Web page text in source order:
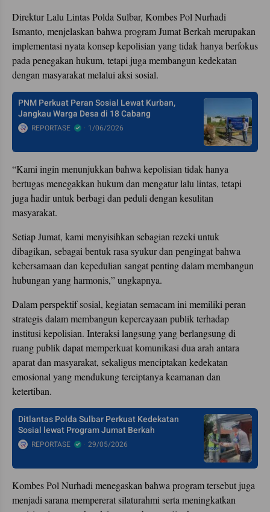
Direktur Lalu Lintas Polda Sulbar, Kombes Pol Nurhadi
Ismanto, menjelaskan bahwa program Jumat Berkah merupakan
implementasi nyata konsep kepolisian yang tidak hanya berfokus
pada penegakan hukum, tetapi juga membangun kedekatan
dengan masyarakat melalui aksi sosial.
PNM Perkuat Peran Sosial Lewat Kurban,
Jangkau Warga Desa di 18 Cabang
REPORTASE 1/06/2026
“Kami ingin menunjukkan bahwa kepolisian tidak hanya
bertugas menegakkan hukum dan mengatur lalu lintas, tetapi
juga hadir untuk berbagi dan peduli dengan kesulitan
masyarakat.
Setiap Jumat, kami menyisihkan sebagian rezeki untuk
dibagikan, sebagai bentuk rasa syukur dan pengingat bahwa
kebersamaan dan kepedulian sangat penting dalam membangun
hubungan yang harmonis,” ungkapnya.
Dalam perspektif sosial, kegiatan semacam ini memiliki peran
strategis dalam membangun kepercayaan publik terhadap
institusi kepolisian. Interaksi langsung yang berlangsung di
ruang publik dapat memperkuat komunikasi dua arah antara
aparat dan masyarakat, sekaligus menciptakan kedekatan
emosional yang mendukung terciptanya keamanan dan
ketertiban.
Ditlantas Polda Sulbar Perkuat Kedekatan
Sosial lewat Program Jumat Berkah
REPORTASE 29/05/2026
Kombes Pol Nurhadi menegaskan bahwa program tersebut juga
menjadi sarana mempererat silaturahmi serta meningkatkan